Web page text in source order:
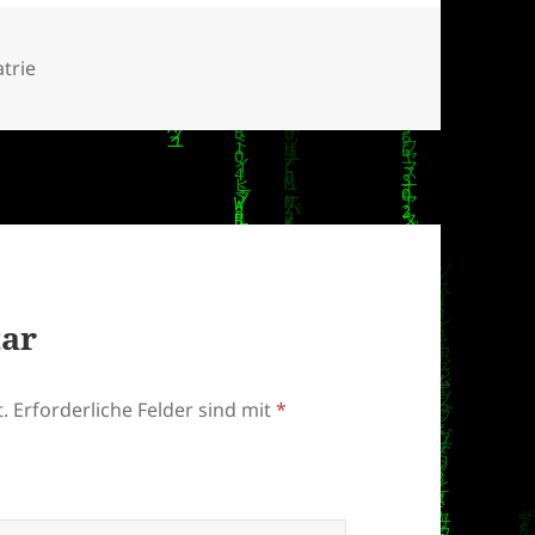
Erforderliche Felder sind mit*